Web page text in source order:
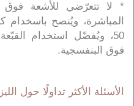
* لا تتعرّضي للأشعة
50، ويُفضّل استخدام
فوق البنفسجية.
الأسئلة الأكثر تداولًا حول